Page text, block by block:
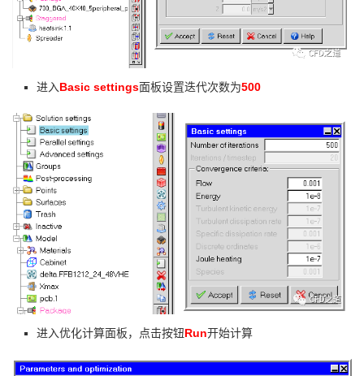
进入 Basic settings面板设置迭代次数为500
进入优化计算面板，点击按钮Run开始计算